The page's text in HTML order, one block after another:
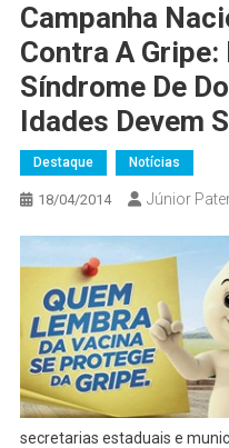
Campanha
Contra A
Síndrome De
Idades Devem
Destaque Notícias
18/04/2014 Júnior
secretarias estaduais e